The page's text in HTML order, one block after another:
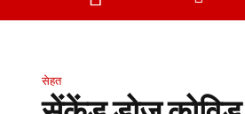
सेहत